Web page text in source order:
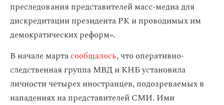
преследования представителей масс-медиа для
дискредитации президента РК и проводимых им
демократических реформ».
В начале мартасообщалось, что оперативно-
следственная группа МВД и КНБ установила
личности четырех иностранцев, подозреваемых в
нападениях на представителей СМИ. Ими